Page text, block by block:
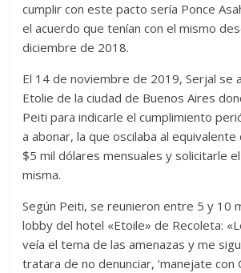
cumplir con este pacto sería Ponce
el acuerdo que tenían con el mismo
diciembre de 2018.
El 14 de noviembre de 2019, Serjal se
Etolie de la ciudad de Buenos Aires
Peiti para indicarle el cumplimiento
a abonar, la que oscilaba al
$5 mil dólares mensuales y solicitarle
misma.
Según Peiti, se reunieron entre 5 y 10
lobby del hotel «Etoile» de Recoleta:
veía el tema de las amenazas y me
tratara de no denunciar, ‘manejate